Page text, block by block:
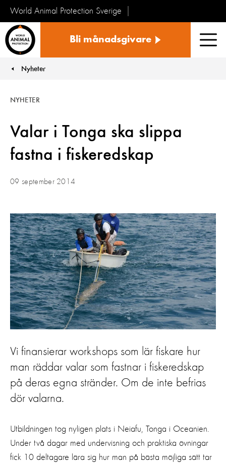
World Animal Protection Sverige
Bli månadsgivare
You are here:
Nyheter
Valar i Tonga ska slippa
fastna i fiskeredskap
NYHETER
09 september 2014
Vi finansierar workshops som lär fiskare hur
man räddar valar som fastnar i fiskeredskap
på deras egna stränder. Om de inte befrias
dör valarna.
Utbildningen tog nyligen plats i Neiafu, Tonga i Oceanien.
Under två dagar med undervisning och praktiska övningar
fick 10 deltagare lära sig hur man på bästa möjliga sätt tar